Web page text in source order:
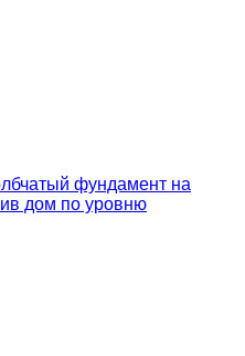
фундамент на
дом по уровню